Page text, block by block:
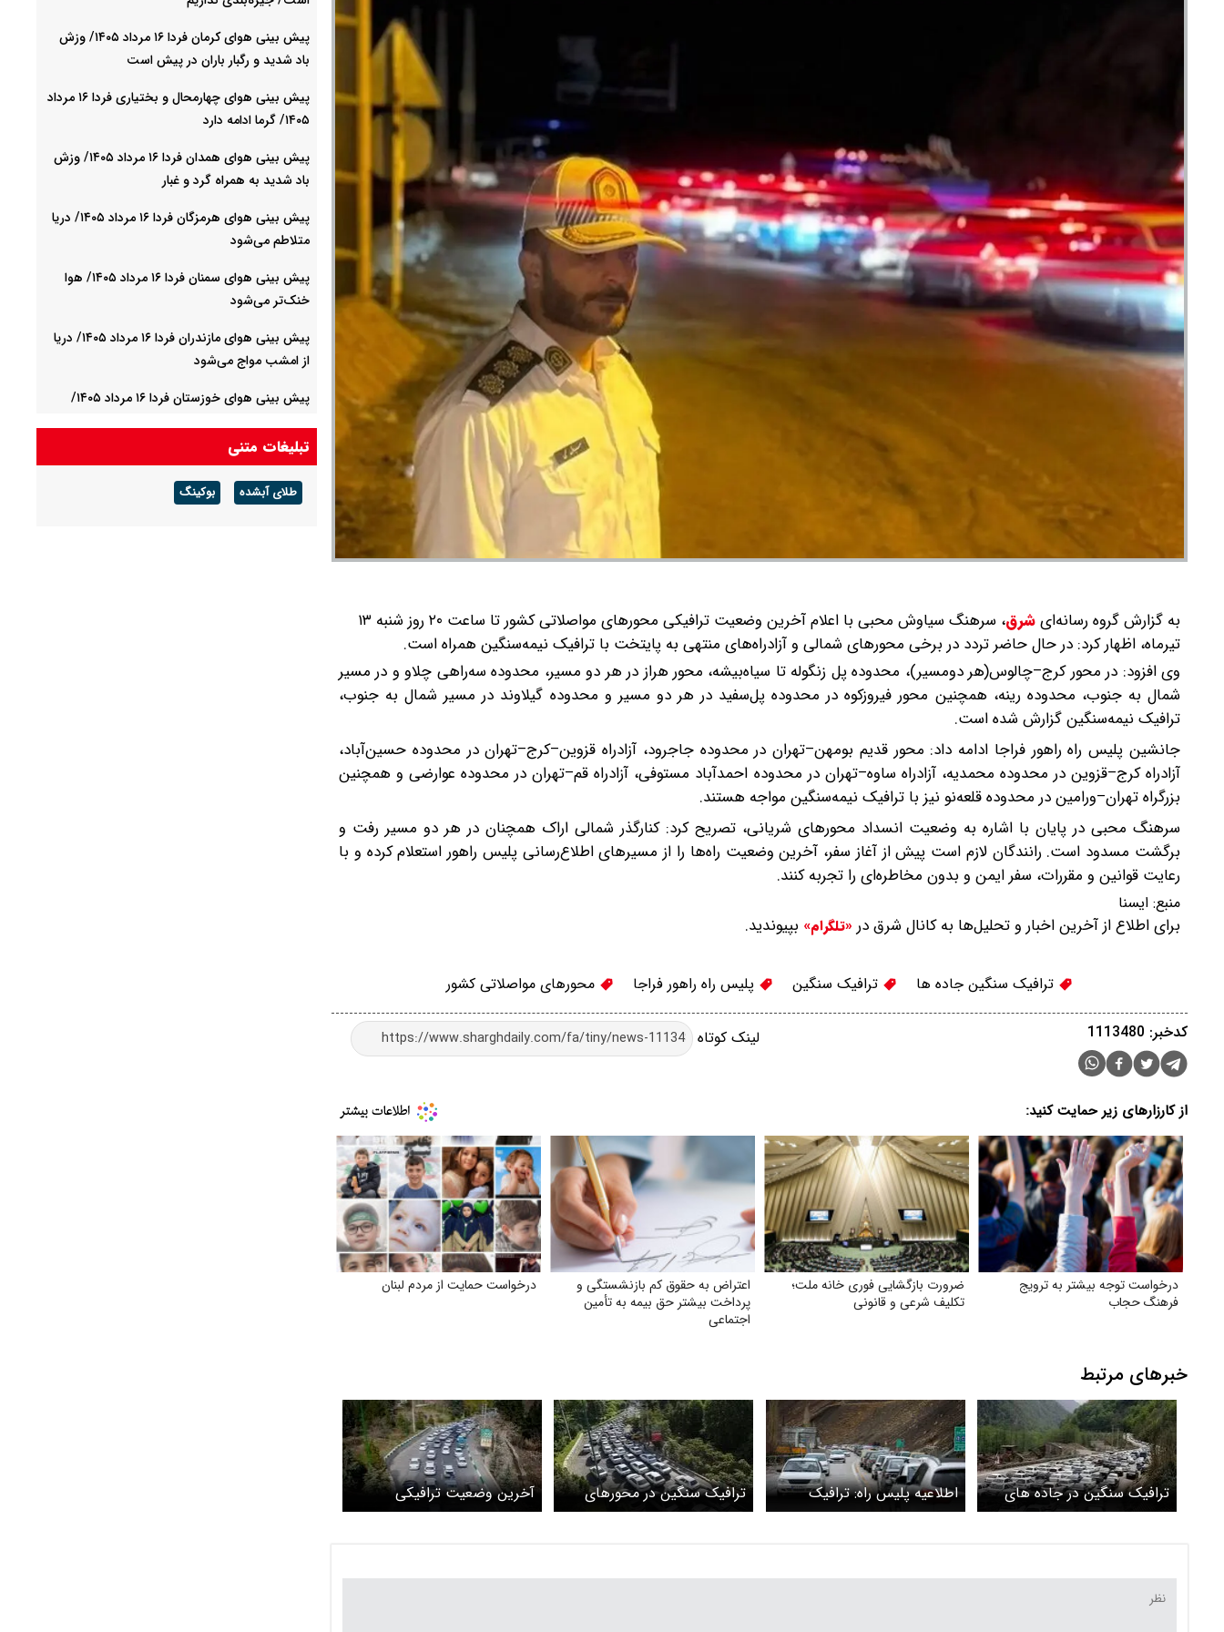
به گزارش گروه رسانه‌ایشرق،
سرهنگ سیاوش محبی با اعلام آخرین وضعیت ترافیکی محورهای مواصلاتی کشور تا ساعت ۲۰ روز شنبه ۱۳
تیرماه، اظهار کرد: در حال حاضر تردد در برخی محورهای شمالی و آزادراه‌های منتهی به پایتخت با ترافیک نیمه‌سنگین همراه است.
وی افزود: در محور کرج–چالوس(هر دومسیر)، محدوده پل زنگوله تا سیاه‌بیشه، محور هراز در هر دو مسیر، محدوده سه‌راهی چلاو و در مسیر
شمال به جنوب، محدوده رینه، همچنین محور فیروزکوه در محدوده پل‌سفید در هر دو مسیر و محدوده گیلاوند در مسیر شمال به جنوب،
ترافیک نیمه‌سنگین گزارش شده است.
جانشین پلیس راه راهور فراجا ادامه داد: محور قدیم بومهن–تهران در محدوده جاجرود، آزادراه قزوین–کرج–تهران در محدوده حسین‌آباد،
آزادراه کرج–قزوین در محدوده محمدیه، آزادراه ساوه–تهران در محدوده احمدآباد مستوفی، آزادراه قم–تهران در محدوده عوارضی و همچنین
بزرگراه تهران–ورامین در محدوده قلعه‌نو نیز با ترافیک نیمه‌سنگین مواجه هستند.
سرهنگ محبی در پایان با اشاره به وضعیت انسداد محورهای شریانی، تصریح کرد: کنارگذر شمالی اراک همچنان در هر دو مسیر رفت و
برگشت مسدود است. رانندگان لازم است پیش از آغاز سفر، آخرین وضعیت راه‌ها را از مسیرهای اطلاع‌رسانی پلیس راهور استعلام کرده و با
رعایت قوانین و مقررات، سفر ایمن و بدون مخاطره‌ای را تجربه کنند.
منبع: ايسنا
برای اطلاع از آخرین اخبار و تحلیل‌ها به کانال شرق در «تلگرام» بپیوندید.
ترافیک سنگین جاده ها ترافیک سنگین‌ پلیس راه راهور فراجا محورهای مواصلاتی کشور
لینک کوتاه کدخبر: 1113480
از کارزارهای زیر حمایت کنید:
درخواست توجه بیشتر به ترویج
فرهنگ حجاب
ضرورت بازگشایی فوری خانه ملت؛
تکلیف شرعی و قانونی
اعتراض به حقوق کم بازنشستگی و
پرداخت بیشتر حق بیمه به تأمین
اجتماعی
درخواست حمایت از مردم لبنان
خبرهای مرتبط
ترافیک سنگین در جاده های
شمال
اطلاعیه پلیس راه: ترافیک
سنگین در جاده هراز
ترافیک سنگین در محورهای
چالوس و آزادراه تهران-شمال
آخرین وضعیت ترافیکی
محورهای مواصلاتی کشور
پیش بینی هوای کرمان فردا ۱۶ مرداد ۱۴۰۵/ وزش
باد شدید و رگبار باران در پیش است
پیش بینی هوای چهارمحال و بختیاری فردا ۱۶ مرداد
۱۴۰۵/ گرما ادامه دارد
پیش بینی هوای همدان فردا ۱۶ مرداد ۱۴۰۵/ وزش
باد شدید به همراه گرد و غبار
پیش بینی هوای هرمزگان فردا ۱۶ مرداد ۱۴۰۵/ دریا
متلاطم می‌شود
پیش بینی هوای سمنان فردا ۱۶ مرداد ۱۴۰۵/ هوا
خنک‌تر می‌شود
پیش بینی هوای مازندران فردا ۱۶ مرداد ۱۴۰۵/ دریا
از امشب مواج می‌شود
پیش بینی هوای خوزستان فردا ۱۶ مرداد ۱۴۰۵/
باد و رگبار پراکنده
تبلیغات متنی
طلای آبشده بوکینگ